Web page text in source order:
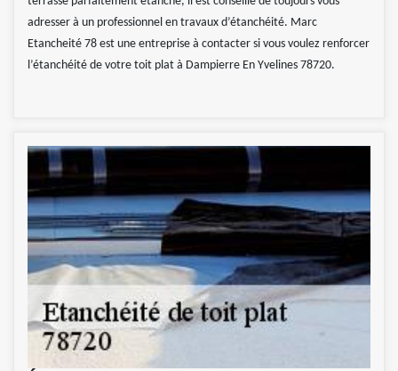
adresser à un professionnel en travaux d’étanchéité. Marc
Etancheité 78 est une entreprise à contacter si vous voulez renforcer
l’étanchéité de votre toit plat à Dampierre En Yvelines 78720.